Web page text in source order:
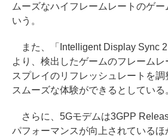
ムーズなハイフレームレートのゲ
いう。
また、「Intelligent Display Sync
より、検出したゲームのフレームレ
スプレイのリフレッシュレートを調
スムーズな体験ができるとしている
さらに、5Gモデムは3GPP
パフォーマンスが向上されている